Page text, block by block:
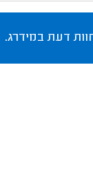
דעת במידרג.